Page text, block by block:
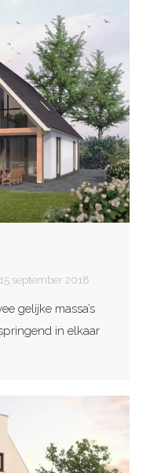
15 september 2018
gelijke massa’s
in elkaar